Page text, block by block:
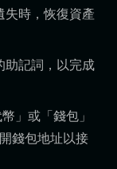
時，恢復資產
助記詞，以完成
」或「錢包」
錢包地址以接